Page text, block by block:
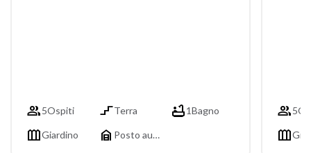
5Ospiti Terra 1Bagno
Giardino  Posto auto
5
